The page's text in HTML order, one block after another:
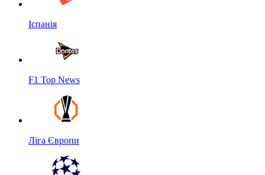
Іспанія
F1 Top News
Ліга Європи